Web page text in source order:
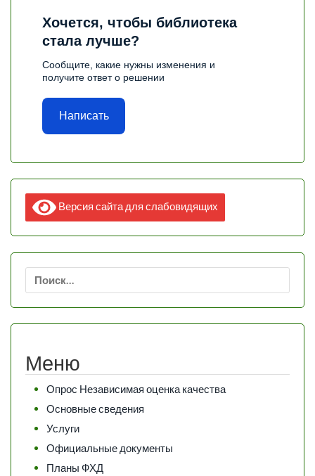
Хочется, чтобы библиотека
стала лучше?
Сообщите, какие нужны изменения и
получите ответ о решении
Написать
Версия сайта для слабовидящих
Найти:
Меню
Опрос Независимая оценка качества
Основные сведения
Услуги
Официальные документы
Планы ФХД